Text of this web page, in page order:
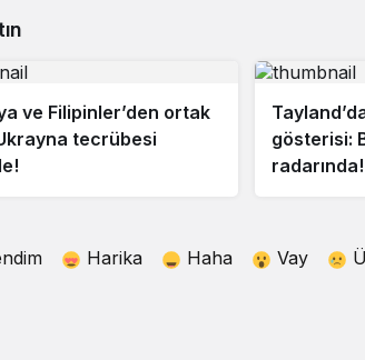
ve Filipinler’den ortak
tecrübesi
gösterisi:
radarında!
Harika Haha Vay